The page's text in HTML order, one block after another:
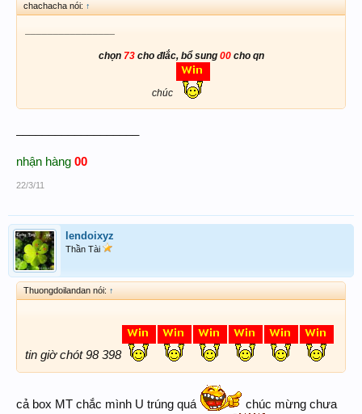
chachacha nói: ↑
chọn 73cho đlắc, bổ sung 00cho qn
chúc
nhận hàng 00
22/3/11
lendoixyz
Thần Tài
Thuongdoilandan nói: ↑
tin giờ chót 98 398
cả box MT chắc mình U trúng quá chúc mừng chưa